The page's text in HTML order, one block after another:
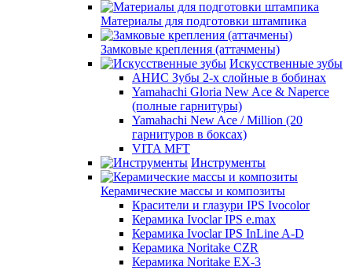
Материалы для подготовки штампика
Замковые крепления (аттачмены)
Искусственные зубы
АНИС Зубы 2-х слойные в бобинах
Yamahachi Gloria New Ace & Naperce
(полные гарнитуры)
Yamahachi New Ace / Million (20
гарнитуров в боксах)
VITA MFT
Инструменты
Керамические массы и композиты
Красители и глазури IPS Ivocolor
Керамика Ivoclar IPS e.max
Керамика Ivoclar IPS InLine A-D
Керамика Noritake CZR
Керамика Noritake EX-3